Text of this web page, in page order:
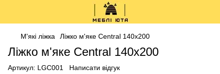
М'які ліжка Ліжко м'яке Central 140x200
Ліжко м'яке Central 140x200
Артикул: LGC001 Написати відгук